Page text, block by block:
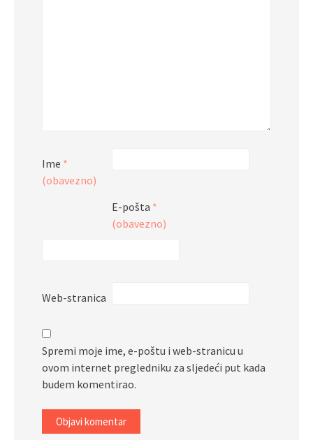
Ime *
(obavezno)
E-pošta *
(obavezno)
Web-stranica
Spremi moje ime, e-poštu i web-stranicu u
ovom internet pregledniku za sljedeći put kada
budem komentirao.